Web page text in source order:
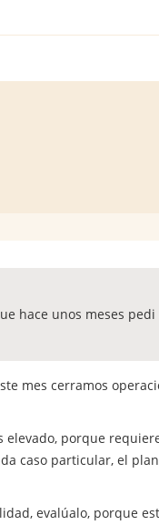
hace unos meses
mes cerramos
elevado, porque
caso particular, el
evalúalo, porque